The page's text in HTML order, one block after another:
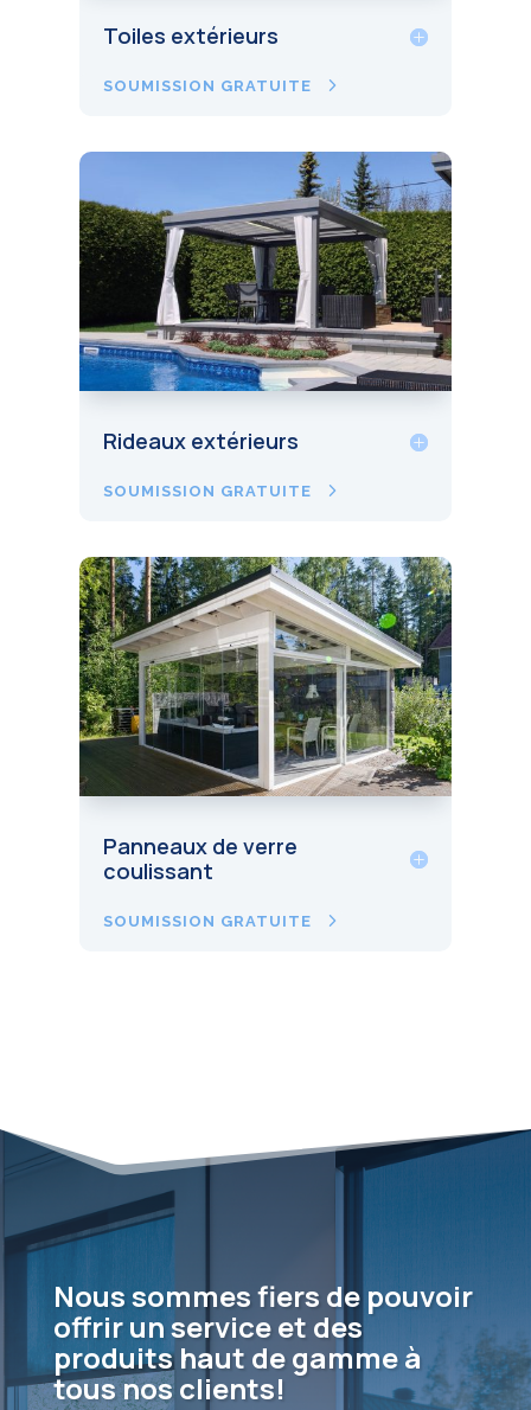
Toiles extérieurs
SOUMISSION GRATUITE
Rideaux extérieurs
SOUMISSION GRATUITE
Panneaux de verre
coulissant
SOUMISSION GRATUITE
Nous sommes fiers de pouvoir
offrir un service et des
produits haut de gamme à
tous nos clients!